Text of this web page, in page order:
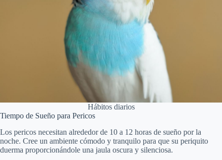
Hábitos diarios
Tiempo de Sueño para Pericos
Los pericos necesitan alrededor de 10 a 12 horas de sueño por la
noche. Cree un ambiente cómodo y tranquilo para que su periquito
duerma proporcionándole una jaula oscura y silenciosa.